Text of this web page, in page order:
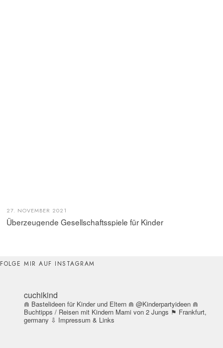
27. NOVEMBER 2021
Überzeugende Gesellschaftsspiele für Kinder
FOLGE MIR AUF INSTAGRAM
cuchikind
⋒ Bastelideen für Kinder und Eltern ⋒ @Kinderpartyideen ⋒
Buchtipps / Reisen mit Kindern Mami von 2 Jungs ⚑ Frankfurt,
germany ⇩ Impressum & Links